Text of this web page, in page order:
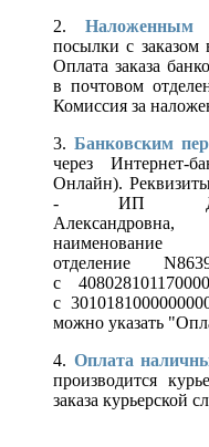
2. Наложенным
посылки с
Оплата заказа
в почтовом
Комиссия за
3.Банковским
через Интернет-
Онлайн).
- ИП
отделение
с
с
можно указать
4. Оплата
производится
заказа курьерской